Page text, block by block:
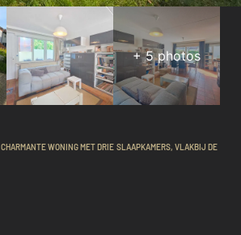
+5photos
CHARMANTE WONING MET DRIE SLAAPKAMERS, VLAKBIJ DE